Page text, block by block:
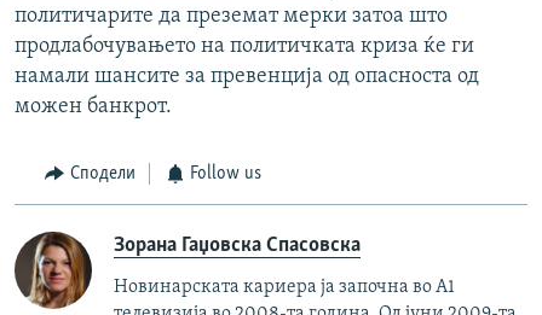
политичарите да преземат мерки затоа што
продлабочувањето на политичката криза ќе ги
намали шансите за превенција од опасноста од
можен банкрот.
Сподели Follow us
Зорана Гаџовска Спасовска
Новинарската кариера ја започна во А1